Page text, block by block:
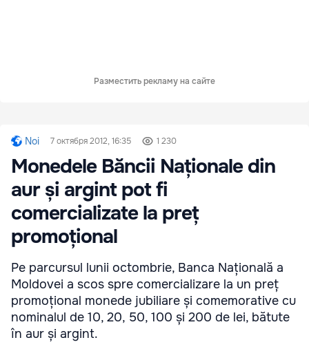
Разместить рекламу на сайте
Noi 7 октября 2012, 16:35 1 230
Monedele Băncii Naționale din
aur și argint pot fi
comercializate la preț
promoțional
Pe parcursul lunii octombrie, Banca Națională a
Moldovei a scos spre comercializare la un preț
promoțional monede jubiliare și comemorative cu
nominalul de 10, 20, 50, 100 și 200 de lei, bătute
în aur și argint.